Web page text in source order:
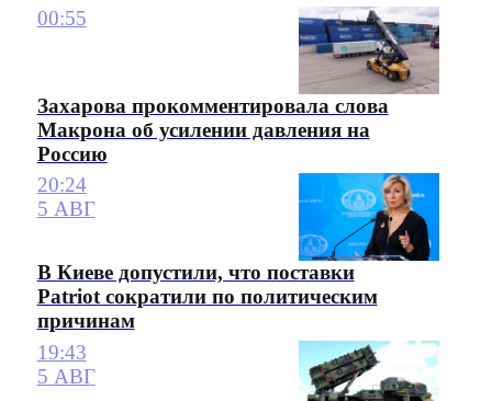
00:55
Захарова прокомментировала слова
Макрона об усилении давления на
Россию
20:24
5 АВГ
В Киеве допустили, что поставки
Patriot сократили по политическим
причинам
19:43
5 АВГ